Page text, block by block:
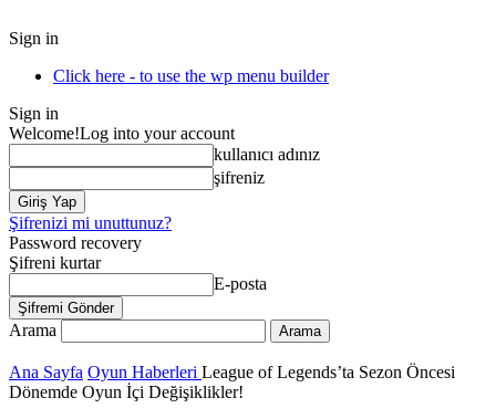
Sign in
Click here - to use the wp menu builder
Sign in
Welcome!Log into your account
kullanıcı adınız
şifreniz
Şifrenizi mi unuttunuz?
Password recovery
Şifreni kurtar
E-posta
Arama
Ana Sayfa Oyun Haberleri League of Legends’ta Sezon Öncesi
Dönemde Oyun İçi Değişiklikler!